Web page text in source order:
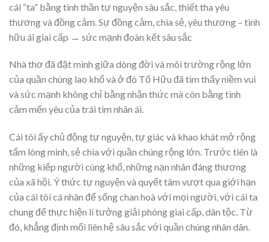
cái “ta” bằng tinh thần tự nguyện sâu sắc, thiết tha yêu
thương và đồng cảm. Sự đồng cảm, chia sẻ, yêu thương – tình
hữu ái giai cấp → sức mạnh đoàn kết sâu sắc
Nhà thơ đã đặt mình giữa dòng đời và môi trường rộng lớn
của quần chúng lao khổ và ở đó Tố Hữu đã tìm thấy niềm vui
và sức mạnh không chỉ bằng nhận thức mà còn bằng tình
cảm mến yêu của trái tim nhân ái.
Cái tôi ấy chủ động tự nguyện, tự giác và khao khát mở rộng
tấm lòng mình, sẻ chia với quần chúng rộng lớn. Trước tiên là
những kiếp người cùng khổ, những nạn nhân đáng thương
của xã hội. Ý thức tự nguyện và quyết tâm vượt qua giới hạn
của cái tôi cá nhân để sống chan hoà với mọi người, với cái ta
chung để thực hiện lí tưởng giải phóng giai cấp, dân tộc. Từ
đó, khẳng định mối liên hệ sâu sắc với quần chúng nhân dân.